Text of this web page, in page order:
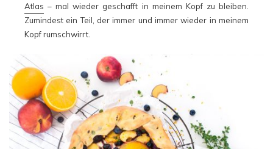
Atlas – mal wieder geschafft in meinem Kopf zu bleiben.
Zumindest ein Teil, der immer und immer wieder in meinem
Kopf rumschwirrt.